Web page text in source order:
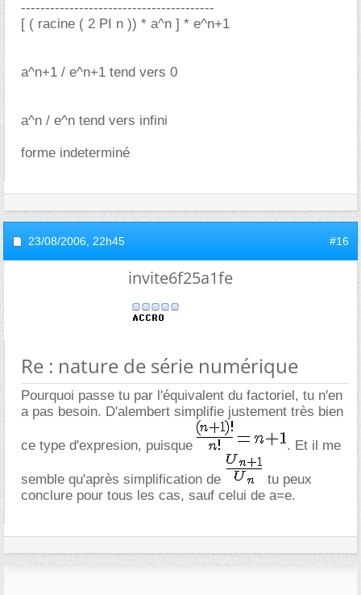
----------------------------------------
[ ( racine ( 2 PI n )) * a^n ] * e^n+1
a^n+1 / e^n+1 tend vers 0
a^n / e^n tend vers infini
forme indeterminé
23/08/2006, 22h45 #16
invite6f25a1fe
Re : nature de série numérique
Pourquoi passe tu par l'équivalent du factoriel, tu n'en
a pas besoin. D'alembert simplifie justement très bien
ce type d'expresion, puisque . Et il me
semble qu'après simplification de
tu peux
conclure pour tous les cas, sauf celui de a=e.